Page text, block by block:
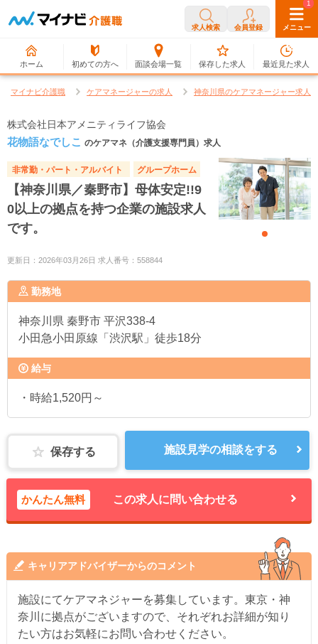
求人検索 会員登録 メニュー
ホーム 初めての方へ 面談会場一覧
0
保存した求人
1
最近見た求人
マイナビ介護職 ケアマネージャーの求人 神奈川県のケアマネージャー求人
株式会社日本アメニティライフ協会
花物語なでしこ のケアマネ（介護支援専門員）求人
非常勤・パート・アルバイト グループホーム
【神奈川県／秦野市】母体安定!!9
0以上の拠点を持つ企業の施設求人
です。
更新日：2026年03月26日 求人番号：558844
勤務地
神奈川県 秦野市 平沢338-4
小田急小田原線「渋沢駅」徒歩18分
給与
・時給1,520円～
保存する 施設見学の相談をする
かんたん無料 この求人に問い合わせる
キャリアアドバイザーからのコメント
施設にてケアマネジャーを募集しています。東京・神
奈川に拠点がございますので、それぞれお詳細が知り
たい方はお気軽にお問い合わせください。